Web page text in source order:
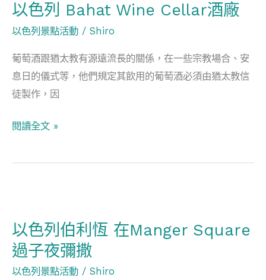
以色列 Bahat Wine Cellar酒廠
以色列景點活動 / Shiro
葡萄酒跟猶太教有源遠流長的關係，在一些宗教場合、安
息日的儀式等，他們規定其飲用的葡萄酒必須由猶太教信
徒製作，因
閱讀全文 »
以色列伯利恆 在Manger Square
過子夜彌撒
以色列景點活動 / Shiro
列
伯
利